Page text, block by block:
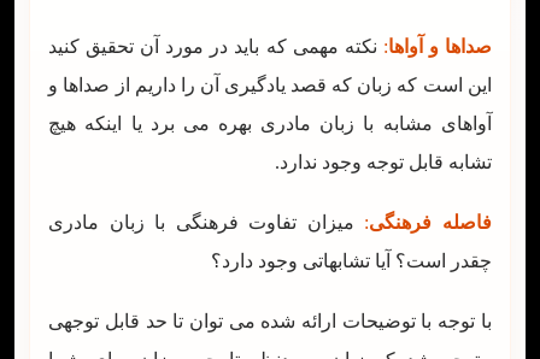
صداها و آواها: نکته مهمی که باید در مورد آن تحقیق کنید
این است که زبان که قصد یادگیری آن را داریم از صداها و
آواهای مشابه با زبان مادری بهره می برد یا اینکه هیچ
تشابه قابل توجه وجود ندارد.
فاصله فرهنگی: میزان تفاوت فرهنگی با زبان مادری
چقدر است؟ آیا تشابهاتی وجود دارد؟
با توجه با توضیحات ارائه شده می توان تا حد قابل توجهی